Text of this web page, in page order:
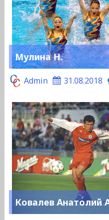
Мулина Н.
Admin 31.08.2018
Ковалев Анатолий